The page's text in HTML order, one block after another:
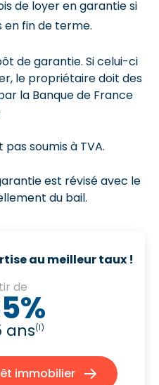
de loyer en garantie si
en fin de terme.
de garantie. Si celui-ci
le propriétaire doit des
la Banque de France
soumis à TVA.
est révisé avec le
du bail.
au meilleur taux !
de
ans(1)
immobilier